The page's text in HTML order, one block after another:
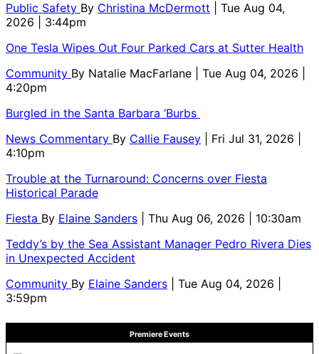
Public Safety By Christina McDermott
| Tue Aug 04,
2026 | 3:44pm
One Tesla Wipes Out Four Parked Cars at Sutter Health
Community By Natalie MacFarlane
| Tue Aug 04, 2026 |
4:20pm
Burgled in the Santa Barbara ‘Burbs
News Commentary By Callie Fausey
| Fri Jul 31, 2026 |
4:10pm
Trouble at the Turnaround: Concerns over Fiesta
Historical Parade
Fiesta By Elaine Sanders
| Thu Aug 06, 2026 | 10:30am
Teddy’s by the Sea Assistant Manager Pedro Rivera Dies
in Unexpected Accident
Community By Elaine Sanders
| Tue Aug 04, 2026 |
3:59pm
Premiere Events